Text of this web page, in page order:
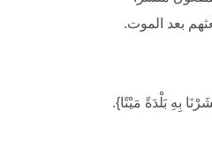
بِهِ بَلْدَةً مَيْتًا}.